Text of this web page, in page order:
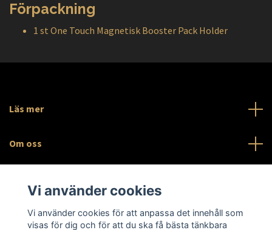
Förpackning
1 st One Touch Magnetisk Booster Pack Holder
Läs mer
Om oss
Org.nr 559546-3091
Vi använder cookies
Vi använder cookies för att anpassa det innehåll som
visas för dig och för att du ska få bästa tänkbara